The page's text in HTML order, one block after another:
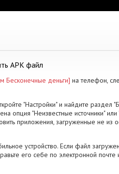
APK файл
Бесконечные деньги] на телефон,
"Настройки" и найдите раздел
опция "Неизвестные источники" или
приложения, загруженные не из
устройство. Если файл
его себе по электронной почте